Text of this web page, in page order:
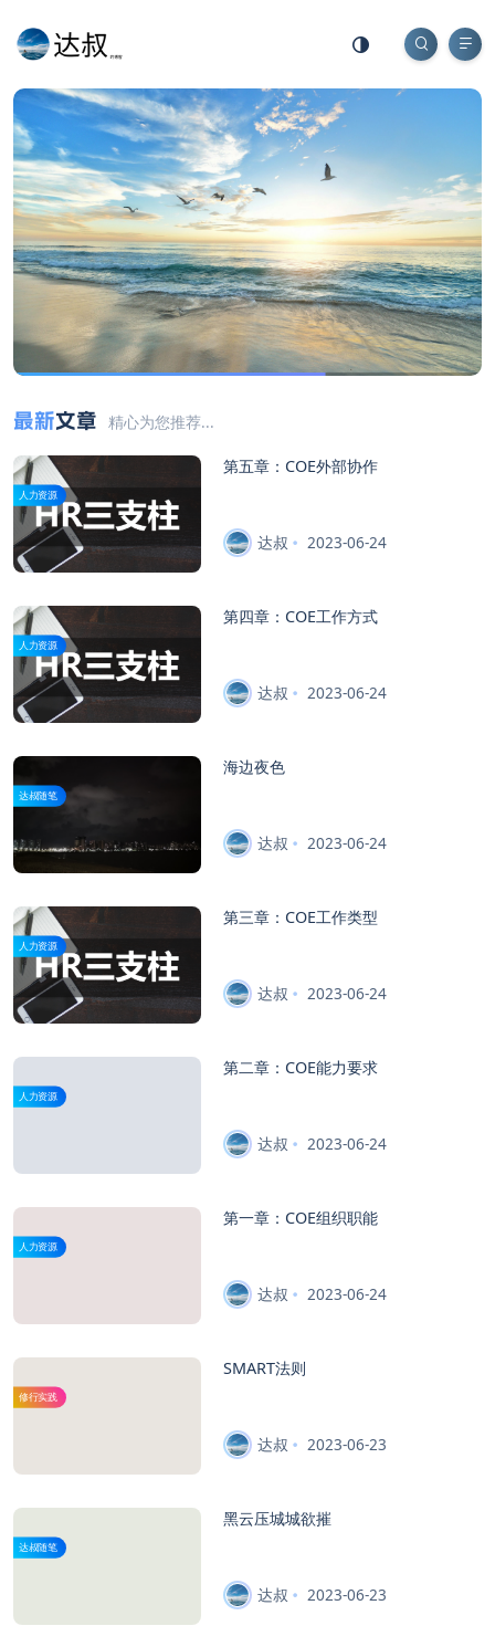
最新文章 精心为您推荐...
人力资源
第五章：COE外部协作
达叔 2023-06-24
人力资源
第四章：COE工作方式
达叔 2023-06-24
达叔随笔
海边夜色
达叔 2023-06-24
人力资源
第三章：COE工作类型
达叔 2023-06-24
人力资源
第二章：COE能力要求
达叔 2023-06-24
人力资源
第一章：COE组织职能
达叔 2023-06-24
修行实践
SMART法则
达叔 2023-06-23
达叔随笔
黑云压城城欲摧
达叔 2023-06-23